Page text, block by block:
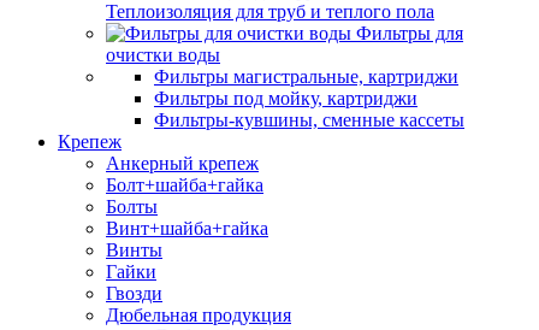
Теплоизоляция для труб и теплого пола
Фильтры для
очистки воды
Фильтры магистральные, картриджи
Фильтры под мойку, картриджи
Фильтры-кувшины, сменные кассеты
Крепеж
Анкерный крепеж
Болт+шайба+гайка
Болты
Винт+шайба+гайка
Винты
Гайки
Гвозди
Дюбельная продукция